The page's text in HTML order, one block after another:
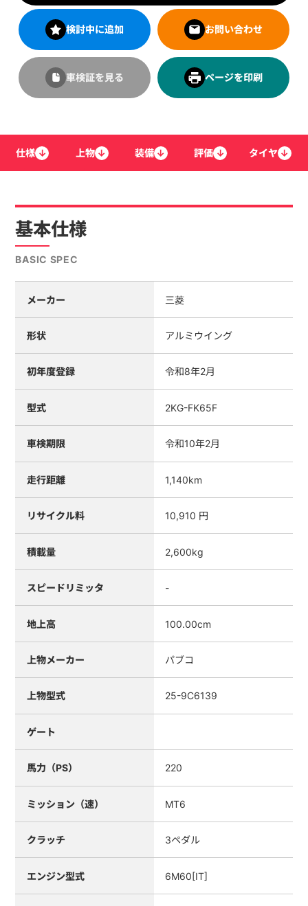
検討中に追加 お問い合わせ
車検証を見る ページを印刷
仕様 ↓ 上物 ↓ 装備 ↓ 評価 ↓ タイヤ ↓
基本仕様
BASIC SPEC
メーカー 三菱
形状 アルミウイング
初年度登録 令和8年2月
型式 2KG-FK65F
車検期限 令和10年2月
走行距離 1,140km
リサイクル料 10,910 円
積載量 2,600kg
スピードリミッタ -
地上高 100.00cm
上物メーカー パブコ
上物型式 25-9C6139
ゲート
馬力（PS） 220
ミッション（速） MT6
クラッチ 3ペダル
エンジン型式 6M60[IT]